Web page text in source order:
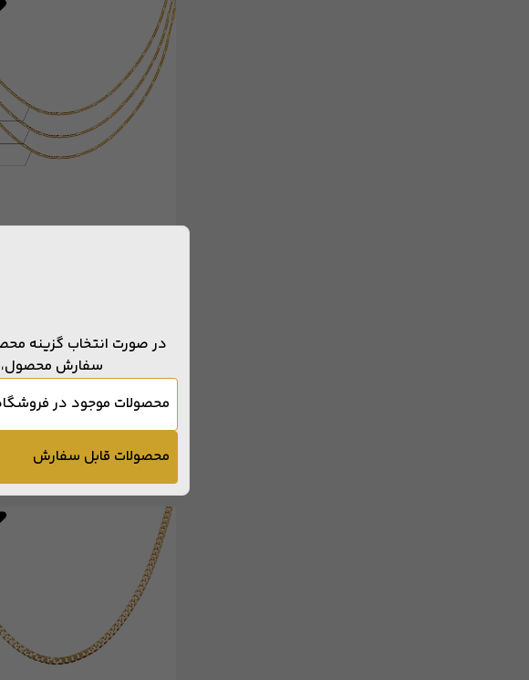
در صورت انتخاب گزینه
سفارش محصول،
محصولات موجود در
محصولات قابل سفارش
ناموجود
افزودن به علاقه